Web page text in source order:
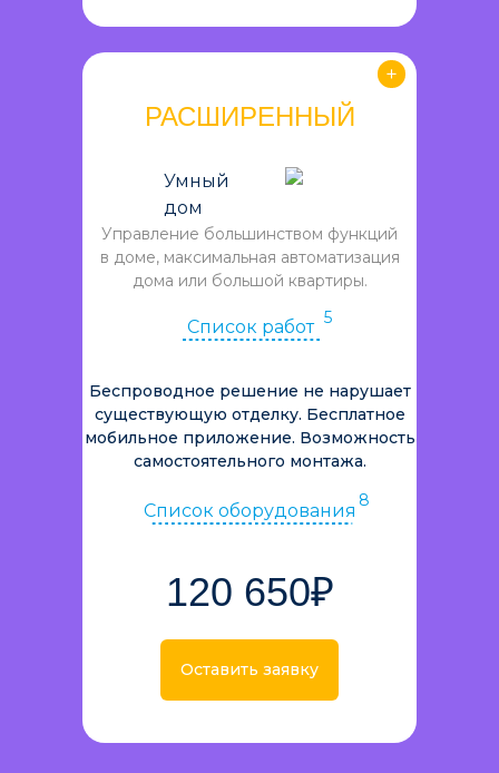
РАСШИРЕННЫЙ
Управление большинством функций
в доме, максимальная автоматизация
дома или большой квартиры.
Оставить заявку
120 650₽
Беспроводное решение не нарушает
существующую отделку. Бесплатное
мобильное приложение. Возможность
самостоятельного монтажа.
Список оборудования
Список работ 5
8
Умный
дом